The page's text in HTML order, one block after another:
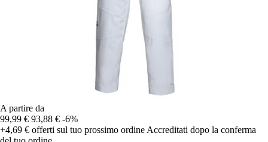
A partire da
99,99 € 93,88 € -6%
+4,69 € offerti sul tuo prossimo ordine Accreditati dopo la conferma